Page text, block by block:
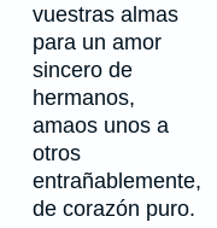
vuestras almas
para un amor
sincero de
hermanos,
amaos unos a
otros
entrañablemente,
de corazón puro.